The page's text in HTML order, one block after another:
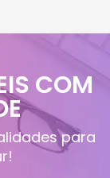
COM
para